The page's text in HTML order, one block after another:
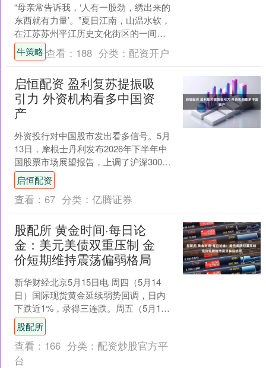
“母亲常告诉我，‘人有一股劲，绣出来的
东西就有力量’。”夏日江南，山温水软，
在江苏苏州平江历史文化街区的一间工
作室里，国家级非物质文化遗产代表性
项目苏绣姑苏区级....
牛策略查看： 188 分类： 配资开户
启恒配资 盈利复苏提振吸
引力 外资机构看多中国资
产
外资投行对中国股市发出看多信号。5月
13日，摩根士丹利发布2026年下半年中
国股票市场展望报告，上调了沪深300指
数、MSCI中国指数等主要股指的目标
价。上周，....
启恒配资
查看： 67 分类： 亿腾证券
股配所 黄金时间·每日论
金：美元美债双重压制 金
价短期维持震荡偏弱格局
新华财经北京5月15日电 周四（5月14
日）国际现货黄金延续弱势回调，日内
下跌近1%，录得三连跌。周五（5月15
日）亚市时段，金价进一步下探，跌破
4600美元／....
股配所
查看： 166 分类： 配资炒股官方平
台